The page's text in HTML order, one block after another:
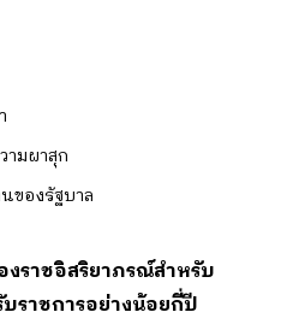
ามผาสุก
ของรัฐบาล
งราชอิสริยาภรณ์สำหรับ
ราชการอย่างน้อยกี่ปี